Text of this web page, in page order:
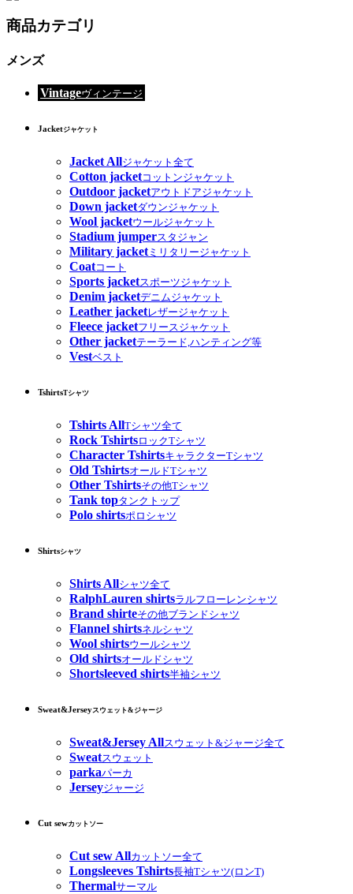
商品カテゴリ
メンズ
Vintageヴィンテージ
Jacketジャケット
Jacket Allジャケット全て
Cotton jacketコットンジャケット
Outdoor jacketアウトドアジャケット
Down jacketダウンジャケット
Wool jacketウールジャケット
Stadium jumperスタジャン
Military jacketミリタリージャケット
Coatコート
Sports jacketスポーツジャケット
Denim jacketデニムジャケット
Leather jacketレザージャケット
Fleece jacketフリースジャケット
Other jacketテーラード,ハンティング等
Vestベスト
TshirtsTシャツ
Tshirts AllTシャツ全て
Rock TshirtsロックTシャツ
Character TshirtsキャラクターTシャツ
Old TshirtsオールドTシャツ
Other Tshirtsその他Tシャツ
Tank topタンクトップ
Polo shirtsポロシャツ
Shirtsシャツ
Shirts Allシャツ全て
RalphLauren shirtsラルフローレンシャツ
Brand shirteその他ブランドシャツ
Flannel shirtsネルシャツ
Wool shirtsウールシャツ
Old shirtsオールドシャツ
Shortsleeved shirts半袖シャツ
Sweat&Jerseyスウェット&ジャージ
Sweat&Jersey Allスウェット&ジャージ全て
Sweatスウェット
parkaパーカ
Jerseyジャージ
Cut sewカットソー
Cut sew Allカットソー全て
Longsleeves Tshirts長袖Tシャツ(ロンT)
Thermalサーマル